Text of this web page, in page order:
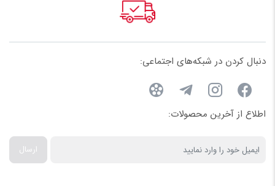
شیرهای پروانه‌ای ۱۰ اینچ بر اساس نوع نصب و کاربرد به سه دسته اصلی
طراحی جمع‌وجور و سبک
مناسب برای خطوط با فشار متوسط
۲. شیر پروانه‌ای فلنجدار (Lug)
دنبال کردن در شبکه‌های اجتماعی:
اطلاع از آخرین محصولات:
ارسال